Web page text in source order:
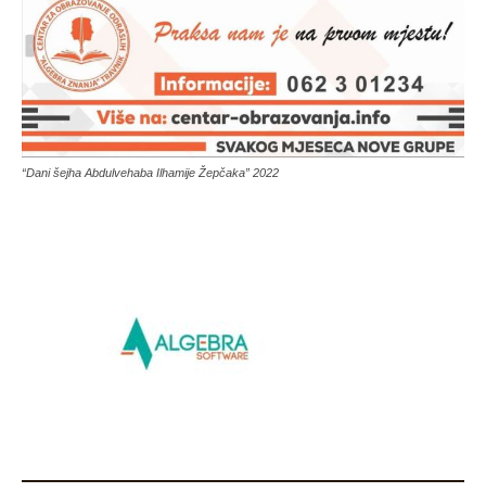
“Dani šejha Abdulvehaba Ilhamije Žepčaka” 2022